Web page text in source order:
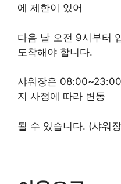
에 제한이 있어
다음 날 오전 9시부터
도착해야 합니다.
샤워장은
지 사정에 따라 변동
될 수 있습니다. (샤워